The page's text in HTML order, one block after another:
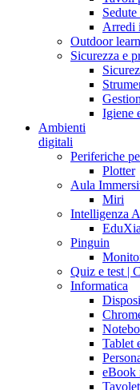
Arredi
Outdoor
Sicurezza e
Igiene
Ambienti
digitali
Periferiche
Plotter
Aula
Miri
Intelligenza
EduXia
Pinguin
Quiz e test |
Informatica
Tablet
eBook